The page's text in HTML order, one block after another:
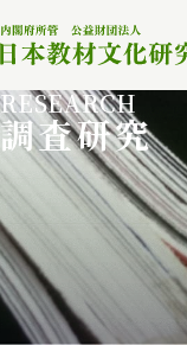
RESEARCH
調査研究